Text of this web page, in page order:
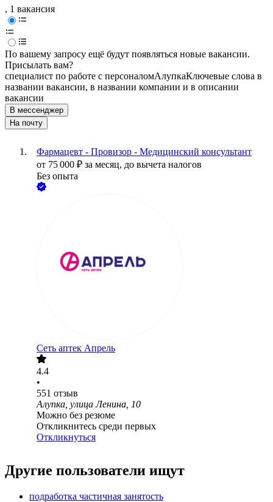
, 1 вакансия
По вашему запросу ещё будут появляться новые вакансии.
Присылать вам?
специалист по работе с персоналомАлупкаКлючевые слова в
названии вакансии, в названии компании и в описании
вакансии
В мессенджер
На почту
Фармацевт - Провизор - Медицинский консультант
от 75 000 ₽ за месяц, до вычета налогов
Без опыта
Сеть аптек Апрель
4.4
•
551 отзыв
Алупка, улица Ленина, 10
Можно без резюме
Откликнитесь среди первых
Откликнуться
Другие пользователи ищут
подработка частичная занятость